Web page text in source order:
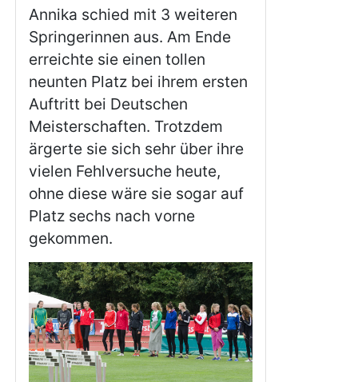
Annika schied mit 3 weiteren
Springerinnen aus. Am Ende
erreichte sie einen tollen
neunten Platz bei ihrem ersten
Auftritt bei Deutschen
Meisterschaften. Trotzdem
ärgerte sie sich sehr über ihre
vielen Fehlversuche heute,
ohne diese wäre sie sogar auf
Platz sechs nach vorne
gekommen.